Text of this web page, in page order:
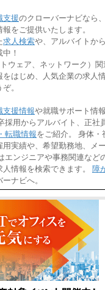
支援のクローバーナビなら
をご提供いたします。
求人検索や、アルバイトか
！
ウェア、ネットワーク）
はじめ、人気企業の求人
。
支援情報や就職サポート情
採用からアルバイト、正社
転職情報をご紹介。 身体・
用実績や、希望勤務地、メ
エンジニアや事務関連など
情報を検索できます。 障
ナビへ。